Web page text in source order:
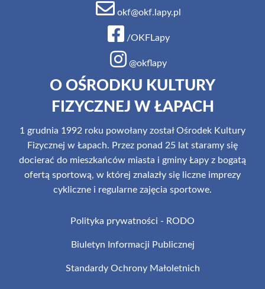
okf@okf.lapy.pl
/OKFLapy
@okflapy
O OŚRODKU KULTURY
FIZYCZNEJ W ŁAPACH
1 grudnia 1992 roku powołany został Ośrodek Kultury
Fizycznej w Łapach. Przez ponad 25 lat staramy się
docierać do mieszkańców miasta i gminy Łapy z bogatą
ofertą sportową, w której znalazły się liczne imprezy
cykliczne i regularne zajęcia sportowe.
Polityka prywatności - RODO
Biuletyn Informacji Publicznej
Standardy Ochrony Małoletnich